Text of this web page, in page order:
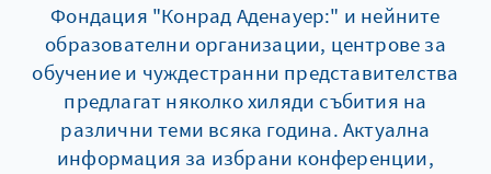
Фондация "Конрад Аденауер:" и нейните
образователни организации, центрове за
обучение и чуждестранни представителства
предлагат няколко хиляди събития на
различни теми всяка година. Актуална
информация за избрани конференции,